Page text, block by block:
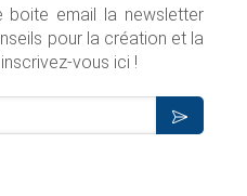
boite email la newsletter
pour la création et la
vous ici !